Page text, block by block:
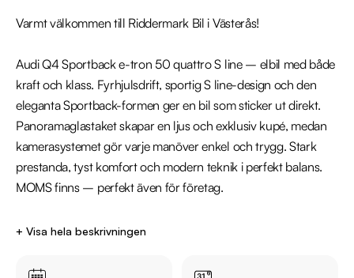
Varmt välkommen till Riddermark Bil i Västerås!
Audi Q4 Sportback e-tron 50 quattro S line – elbil med både
kraft och klass. Fyrhjulsdrift, sportig S line-design och den
eleganta Sportback-formen ger en bil som sticker ut direkt.
Panoramaglastaket skapar en ljus och exklusiv kupé, medan
kamerasystemet gör varje manöver enkel och trygg. Stark
prestanda, tyst komfort och modern teknik i perfekt balans.
MOMS finns – perfekt även för företag.
*OBS: Vänligen ring oss innan ditt besök för att säkerställa att
anläggning eller reserverad*
+ Visa hela beskrivningen